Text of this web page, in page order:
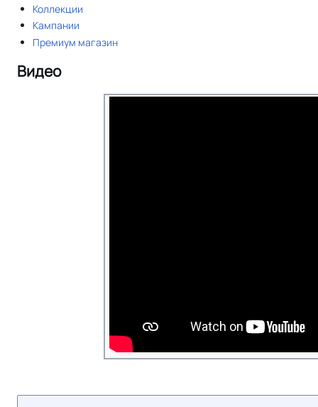
Коллекции
Кампании
Премиум магазин
Видео